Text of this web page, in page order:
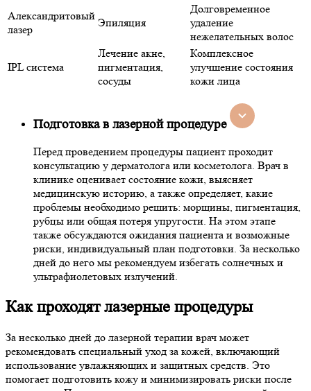
Александритовый
лазер
Эпиляция
Долговременное
удаление
нежелательных волос
IPL система
Лечение акне,
пигментация,
сосуды
Комплексное
улучшение состояния
кожи лица
Подготовка в лазерной процедуре
Перед проведением процедуры пациент проходит
консультацию у дерматолога или косметолога. Врач в
клинике оценивает состояние кожи, выясняет
медицинскую историю, а также определяет, какие
проблемы необходимо решить: морщины, пигментация,
рубцы или общая потеря упругости. На этом этапе
также обсуждаются ожидания пациента и возможные
риски, индивидуальный план подготовки. За несколько
дней до него мы рекомендуем избегать солнечных и
ультрафиолетовых излучений.
Как проходят лазерные процедуры
За несколько дней до лазерной терапии врач может
рекомендовать специальный уход за кожей, включающий
использование увлажняющих и защитных средств. Это
помогает подготовить кожу и минимизировать риски после